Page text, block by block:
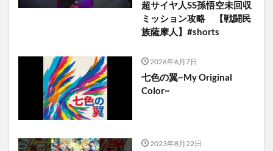
超サイヤ人SS孫悟空未回収
ミッション攻略 【戦闘民
族薩摩人】#shorts
2026年6月7日
七色の翼~My Original
Color~
2023年8月22日